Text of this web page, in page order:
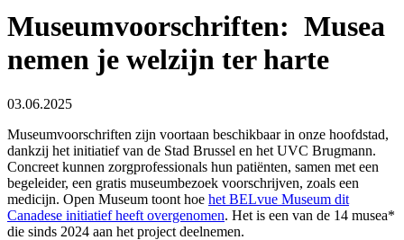
Museumvoorschriften: Musea
nemen je welzijn ter harte
03.06.2025
Museumvoorschriften zijn voortaan beschikbaar in onze hoofdstad,
dankzij het initiatief van de Stad Brussel en het UVC Brugmann.
Concreet kunnen zorgprofessionals hun patiënten, samen met een
begeleider, een gratis museumbezoek voorschrijven, zoals een
medicijn. Open Museum toont hoe het BELvue Museum dit
Canadese initiatief heeft overgenomen. Het is een van de 14 musea*
die sinds 2024 aan het project deelnemen.